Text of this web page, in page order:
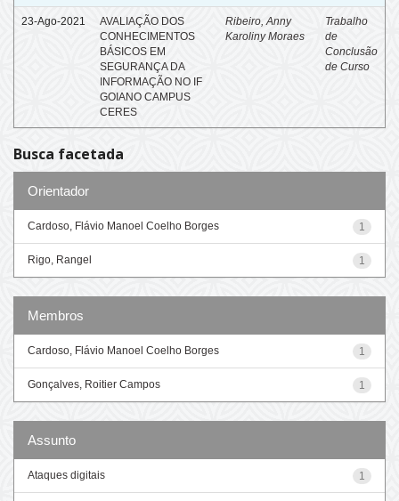
23-Ago-2021
AVALIAÇÃO DOS
CONHECIMENTOS
BÁSICOS EM
SEGURANÇA DA
INFORMAÇÃO NO IF
GOIANO CAMPUS
CERES
Ribeiro, Anny
Karoliny Moraes
Trabalho
de
Conclusão
de Curso
Busca facetada
Orientador
1
Cardoso, Flávio Manoel Coelho Borges
1
Rigo, Rangel
Membros
1
Cardoso, Flávio Manoel Coelho Borges
1
Gonçalves, Roitier Campos
Assunto
1
Ataques digitais